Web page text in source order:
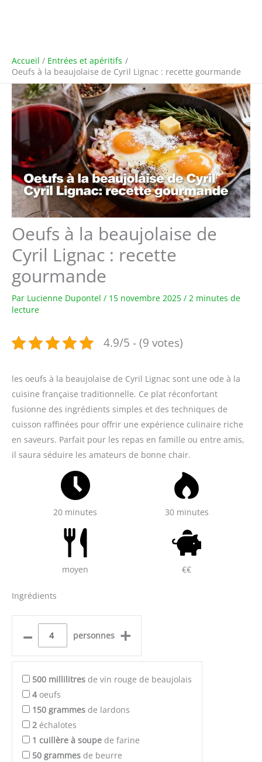
Accueil
Entrées et apéritifs
Oeufs à la beaujolaise de Cyril Lignac : recette gourmande
Oeufs à la beaujolaise de
Cyril Lignac : recette
gourmande
Par Lucienne Dupontel / 15 novembre 2025 / 2 minutes de
lecture
4.9/5 - (9 votes)
les oeufs à la beaujolaise de Cyril Lignac sont une ode à la
cuisine française traditionnelle. Ce plat réconfortant
fusionne des ingrédients simples et des techniques de
cuisson raffinées pour offrir une expérience culinaire riche
en saveurs. Parfait pour les repas en famille ou entre amis,
il saura séduire les amateurs de bonne chair.
20 minutes 30 minutes
moyen €€
Ingrédients
– personnes +
500 millilitres de vin rouge de beaujolais
4oeufs
150 grammes de lardons
2 échalotes
1 cuillère à soupe de farine
50 grammes de beurre